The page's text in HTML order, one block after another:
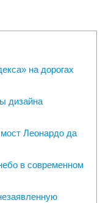
на дорогах
дизайна
Леонардо да
в современном